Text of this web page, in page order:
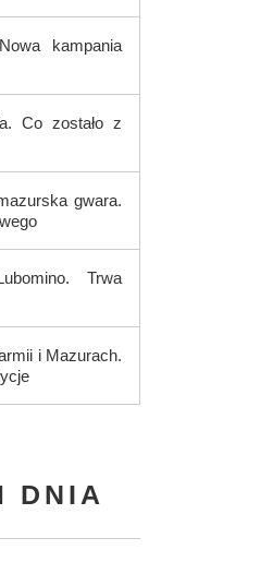
kampania
Co zostało z
gwara.
Trwa
i Mazurach.
DNIA